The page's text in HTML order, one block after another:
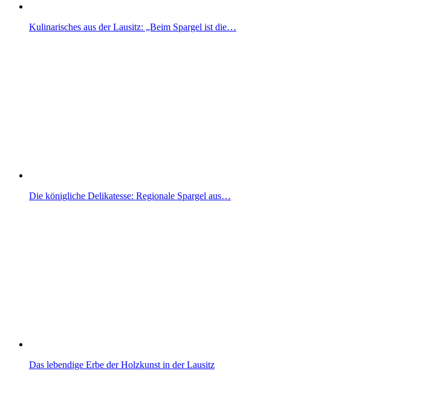
Kulinarisches aus der Lausitz: „Beim Spargel ist die…
Die königliche Delikatesse: Regionale Spargel aus…
Das lebendige Erbe der Holzkunst in der Lausitz